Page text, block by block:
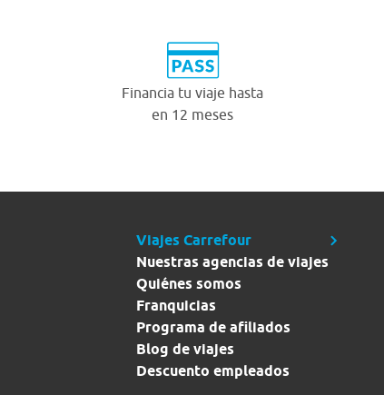
Financia tu viaje hasta
en 12 meses
Viajes Carrefour
Nuestras agencias de viajes
Quiénes somos
Franquicias
Programa de afiliados
Blog de viajes
Descuento empleados